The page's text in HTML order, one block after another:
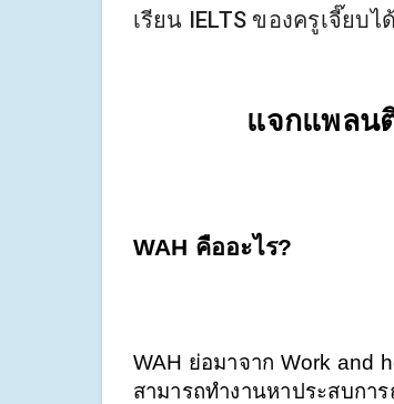
เรียน IELTS ของครูเจี๊ยบไ
แจกแพลน
WAH คืออะไร?
WAH ย่อมาจาก Work and
สามารถทำงานหาประสบกา